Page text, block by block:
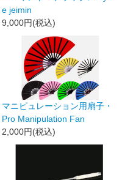
e jeimin
9,000円(税込)
マニピュレーション用扇子・
Pro Manipulation Fan
2,000円(税込)